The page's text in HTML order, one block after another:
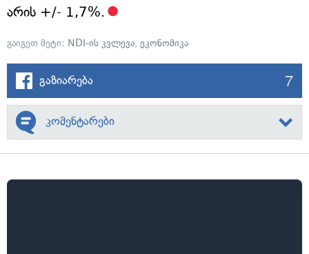
არის +/- 1,7%.
გაიგეთ მეტი: NDI-ის კვლევა, ეკონომიკა
გაზიარება 7
კომენტარები